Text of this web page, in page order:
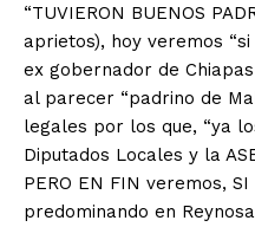
“TUVIERON BUENOS
aprietos), hoy veremos “si
ex gobernador de Chiapas
al parecer “padrino de
legales por los que, “ya
Diputados Locales y la
PERO EN FIN veremos, SI
predominando en Reynosa